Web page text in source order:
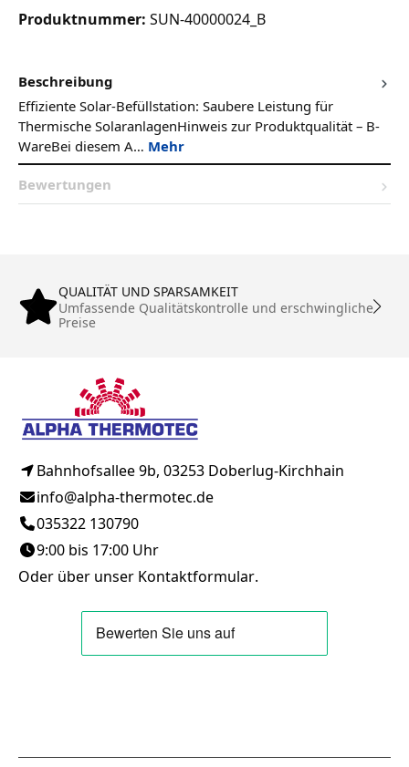
Produktnummer: SUN-40000024_B
Beschreibung
Effiziente Solar-Befüllstation: Saubere Leistung für
Thermische SolaranlagenHinweis zur Produktqualität – B-
WareBei diesem A… Mehr
Bewertungen
QUALITÄT UND SPARSAMKEIT
Umfassende Qualitätskontrolle und erschwingliche
Preise
Bahnhofsallee 9b, 03253 Doberlug-Kirchhain
info@alpha-thermotec.de
035322 130790
9:00 bis 17:00 Uhr
Oder über unser Kontaktformular.